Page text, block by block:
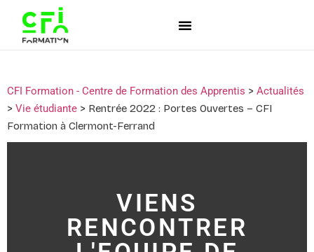
CFI Formation - Centre de Formation des Apprentis > Actualités
> Vie étudiante > Rentrée 2022 : Portes Ouvertes – CFI
Formation à Clermont-Ferrand
VIENS
RENCONTRER